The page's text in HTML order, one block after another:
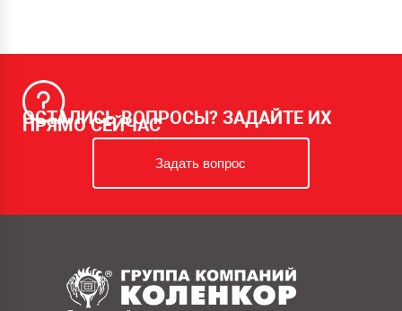
ОСТАЛИСЬ ВОПРОСЫ? ЗАДАЙТЕ ИХ
ПРЯМО СЕЙЧАС
Задать вопрос